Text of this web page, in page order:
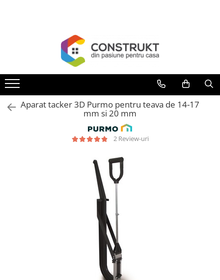
Termoseminee, seminee si sobe
Cazane pe combustibil solid
Cazane pe combustibil gazos/lichid
Aeroterme si destratificatoare de
Radiatoare si convectoare
Panouri radiante si incalzitoare cu
Solutii de curatare si tratare
Aparat tacker 3D Purmo pentru teava de 14-17
mm si 20 mm
2 Review-uri